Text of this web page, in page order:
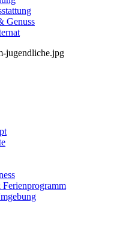
Genuss